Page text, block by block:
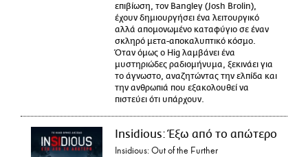
επιβίωση, τον Bangley (Josh Brolin),
έχουν δημιουργήσει ένα λειτουργικό
αλλά απομονωμένο καταφύγιο σε έναν
σκληρό μετα-αποκαλυπτικό κόσμο.
Όταν όμως ο Hig λαμβάνει ένα
μυστηριώδες ραδιομήνυμα, ξεκινάει για
το άγνωστο, αναζητώντας την ελπίδα και
την ανθρωπιά που εξακολουθεί να
πιστεύει ότι υπάρχουν.
Insidious: Έξω από το απώτερο
Insidious: Out of the Further